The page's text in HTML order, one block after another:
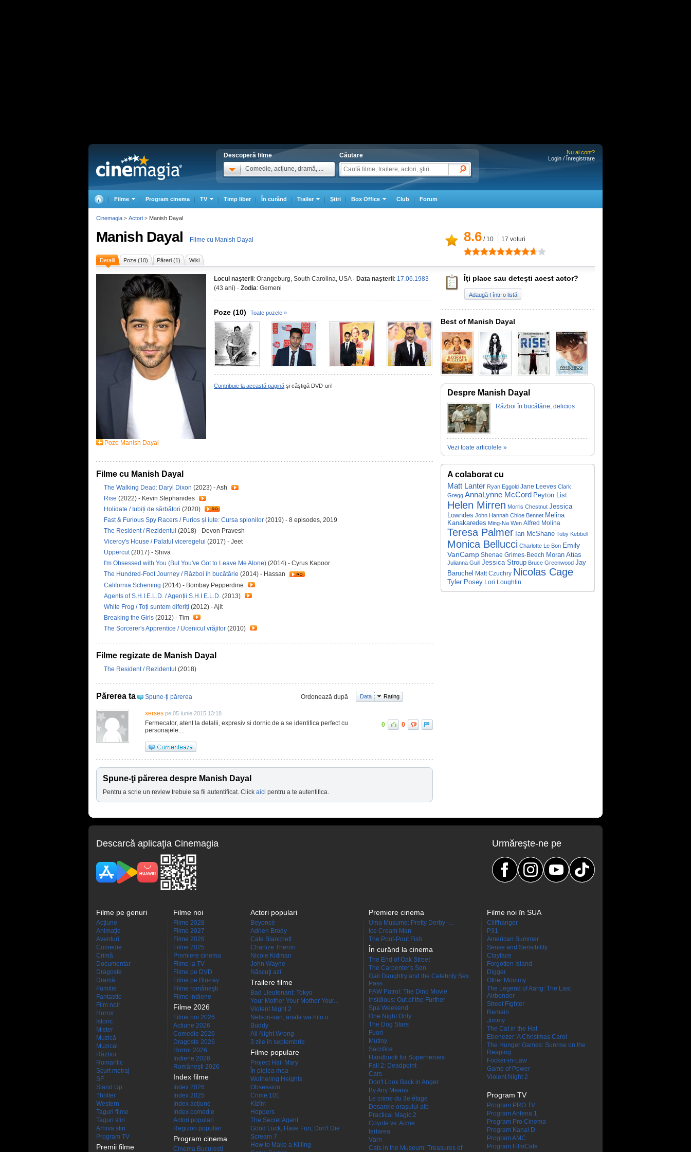
Descoperă filme
Comedie, acţiune, dramă, ...
Căutare
Nu ai cont?
Login / Înregistrare
Filme Program cinema TV Timp liber În curând Trailer Ştiri Box Office Club Forum
Manish Dayal Filme cu Manish Dayal 8.6 / 10 17 voturi
Detalii Poze (10) Păreri (1) Wiki
Poze Manish Dayal
Locul naşterii: Orangeburg, South Carolina, USA · Data naşterii: 17.06.1983
(43 ani) · Zodia: Gemeni
Poze (10) Toate pozele »
Contribuie la această pagină şi câştigă DVD-uri!
Filme cu Manish Dayal
The Walking Dead: Daryl Dixon (2023) - Ash
Rise (2022) - Kevin Stephanides
Holidate / Iubiți de sărbători (2020)
Fast & Furious Spy Racers / Furios și iute: Cursa spionilor (2019) - 8 episodes, 2019
The Resident / Rezidentul (2018) - Devon Pravesh
Viceroy's House / Palatul viceregelui (2017) - Jeet
Uppercut(2017) - Shiva
I'm Obsessed with You (But You've Got to Leave Me Alone) (2014) - Cyrus Kapoor
The Hundred-Foot Journey / Război în bucătărie (2014) - Hassan
California Scheming (2014) - Bombay Pepperdine
Agents of S.H.I.E.L.D. / Agenții S.H.I.E.L.D. (2013)
White Frog / Toți suntem diferiți (2012) - Ajit
Breaking the Girls (2012) - Tim
The Sorcerer's Apprentice / Ucenicul vrăjitor (2010)
Filme regizate de Manish Dayal
The Resident / Rezidentul (2018)
Părerea ta Spune-ţi părerea Ordonează după Data Rating
xerses pe 05 Iunie 2015 13:18
Fermecator, atent la detalii, expresiv si dornic de a se identifica perfect cu
personajele....
0 0
Spune-ţi părerea despre Manish Dayal
Pentru a scrie un review trebuie sa fii autentificat. Click aici pentru a te autentifica.
Îţi place sau deteşti acest actor?
Adaugă-l într-o listă!
Best of Manish Dayal
Despre Manish Dayal
Război în bucătărie, delicios
Vezi toate articolele »
A colaborat cu
Matt Lanter Ryan Eggold Jane Leeves Clark
Gregg AnnaLynne McCord Peyton List
Helen Mirren Morris Chestnut Jessica
Lowndes John Hannah Chloe Bennet Melina
Kanakaredes Ming-Na Wen Alfred Molina
Teresa Palmer Ian McShane Toby Kebbell
Monica Bellucci Charlotte Le Bon Emily
VanCamp Shenae Grimes-Beech Moran Atias
Julianna Guill Jessica Stroup Bruce Greenwood Jay
Baruchel Matt Czuchry Nicolas Cage
Tyler Posey Lori Loughlin
Cinemagia > Actori > Manish Dayal
Descarcă aplicaţia Cinemagia Urmăreşte-ne pe
Filme pe genuri
Acţiune
Animaţie
Aventuri
Comedie
Crimă
Documentar
Dragoste
Dramă
Familie
Fantastic
Film noir
Horror
Istoric
Mister
Muzică
Muzical
Război
Romantic
Scurt metraj
SF
Stand Up
Thriller
Western
Taguri filme
Taguri stiri
Arhiva stiri
Program TV
Premii filme
Filme noi
Filme 2028
Filme 2027
Filme 2026
Filme 2025
Premiere cinema
Filme la TV
Filme pe DVD
Filme pe Blu-ray
Filme româneşti
Filme indiene
Filme 2026
Filme noi 2026
Actiune 2026
Comedie 2026
Dragoste 2026
Horror 2026
Indiene 2026
Româneşti 2026
Index filme
Index 2026
Index 2025
Index acţiune
Index comedie
Actori populari
Regizori populari
Program cinema
Cinema Bucuresti
Actori populari
Beyoncé
Adrien Brody
Cate Blanchett
Charlize Theron
Nicole Kidman
John Wayne
Născuţi azi
Trailere filme
Bad Lieutenant: Tokyo
Your Mother Your Mother Your...
Violent Night 2
Nelson-san, anata wa hito o...
Buddy
All Night Wrong
3 zile în septembrie
Filme populare
Project Hail Mary
În pielea mea
Wuthering Heights
Obsession
Crime 101
Kîzîm
Hoppers
The Secret Agent
Good Luck, Have Fun, Don't Die
Scream 7
How to Make a Killing
Premiere cinema
Uma Musume: Pretty Derby -...
Ice Cream Man
The Pout-Pout Fish
În curând la cinema
The End of Oak Street
The Carpenter's Son
Gail Daughtry and the Celebrity Sex
Pass
PAW Patrol: The Dino Movie
Insidious: Out of the Further
Spa Weekend
One Night Only
The Dog Stars
Fuori
Mutiny
Sacrifice
Handbook for Superheroes
Fall 2: Deadpoint
Cars
Don't Look Back in Anger
By Any Means
Le crime du 3e étage
Dosarele orașului alb
Practical Magic 2
Coyote vs. Acme
Iertarea
Värn
Cats in the Museum: Treasures of
Filme noi în SUA
Cliffhanger
P31
American Summer
Sense and Sensibility
Clayface
Forgotten Island
Digger
Other Mommy
The Legend of Aang: The Last
Airbender
Street Fighter
Remain
Jimmy
The Cat in the Hat
Ebenezer: A Christmas Carol
The Hunger Games: Sunrise on the
Reaping
Focker-in-Law
Game of Power
Violent Night 2
Program TV
Program PRO TV
Program Antena 1
Program Pro Cinema
Program Kanal D
Program AMC
Program FilmCafe